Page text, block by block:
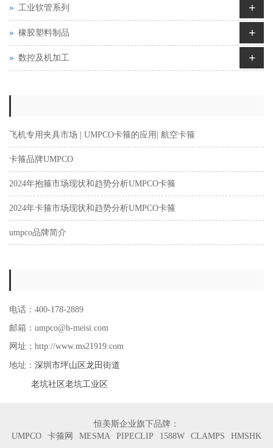
工业软管系列 +
橡胶塑料制品 +
数控及机加工 +
飞机专用夹具市场 | UMPCO卡箍的应用| 航空卡箍
卡箍品牌UMPCO
2024年抱箍市场现状和趋势分析UMPCO卡箍
2024年卡箍市场现状和趋势分析UMPCO卡箍
umpco品牌简介
电话：400-178-2889
邮箱：umpco@h-meisi.com
网址：http://www.ms21919.com
地址： 深圳市坪山区龙田街道
老坑社区老坑工业区
恒美斯企业旗下品牌：
UMPCO
卡箍网 MESMA PIPECLIP 1588W CLAMPS HMSHK